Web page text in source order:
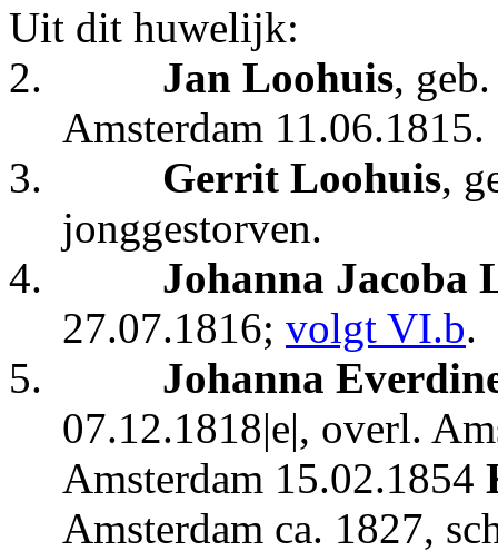
Uit dit huwelijk:
2.
Jan Loohuis,
Amsterdam 11.06.1815.
3.
Gerrit Loohuis,
jonggestorven.
4.
Johanna Jacoba
27.07.1816; volgt VI.b.
5.
Johanna
07.12.1818|e|, overl.
Amsterdam 15.02.1854
Amsterdam ca. 1827,